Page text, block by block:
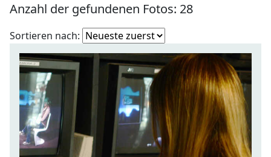
Anzahl der gefundenen Fotos: 28
Sortieren nach: